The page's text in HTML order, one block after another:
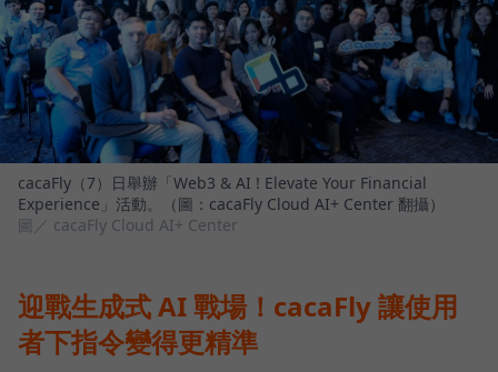
cacaFly（7）日舉辦「Web3 & AI ! Elevate Your Financial
Experience」活動。（圖：cacaFly Cloud AI+ Center 翻攝）
圖／ cacaFly Cloud AI+ Center
迎戰生成式 AI 戰場！cacaFly 讓使用
者下指令變得更精準